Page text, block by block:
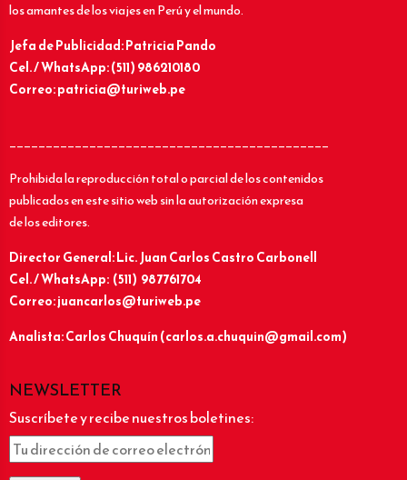
los amantes de los viajes en Perú y el mundo.
Jefa de Publicidad: Patricia Pando
Cel. / WhatsApp: (511) 986210180
Correo: patricia@turiweb.pe
____________________________________________
Prohibida la reproducción total o parcial de los contenidos
publicados en este sitio web sin la autorización expresa
de los editores.
Director General: Lic.Juan Carlos Castro Carbonell
Cel. / WhatsApp: (511) 987761704
Correo: juancarlos@turiweb.pe
Analista: Carlos Chuquín (carlos.a.chuquin@gmail.com)
NEWSLETTER
Suscríbete y recibe nuestros boletines: